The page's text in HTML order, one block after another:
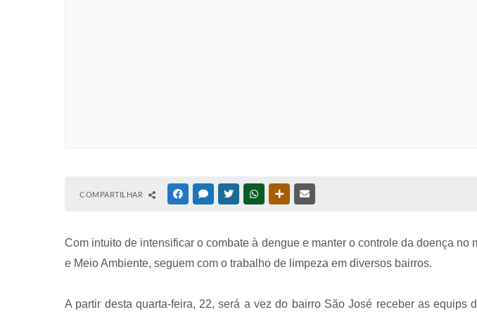
COMPARTILHAR FACEBOOKMESSENGER
TWITTERWHATSAPPOUTRAS MÍDIAS
Com intuito de intensificar o combate à dengue e manter o controle da doença
e Meio Ambiente, seguem com o trabalho de limpeza em diversos bairros.
A partir desta quarta-feira, 22, será a vez do bairro São José receber as